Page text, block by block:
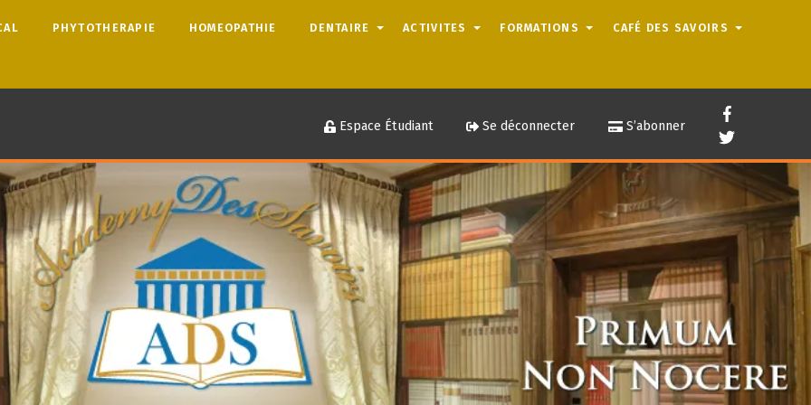
PHYTOTHERAPIE HOMEOPATHIE DENTAIRE ACTIVITES FORMATIONS CAFÉ DES SAVOIRS
Espace Étudiant Se déconnecter S’abonner